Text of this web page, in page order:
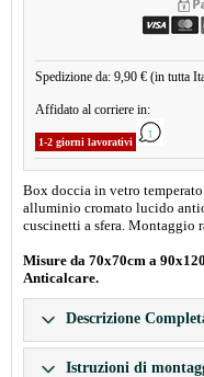
Spedizione da: 9,90 € (in tutta
Affidato al corriere in:
1-2 giorni lavorativi
Box doccia in vetro
alluminio cromato lucido
cuscinetti a sfera. Montaggio
Misure da 70x70cm a
Anticalcare.
Descrizione
Istruzioni di